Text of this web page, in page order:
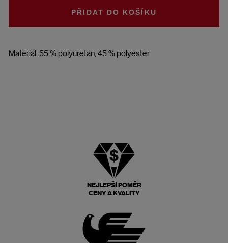
Materiál: 55 % polyuretan, 45 % polyester
DO KOŠÍKU
NEJLEPŠÍ POMĚR
CENY A KVALITY